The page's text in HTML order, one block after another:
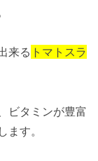
来る トマトスラ
ビタミンが豊富
す。